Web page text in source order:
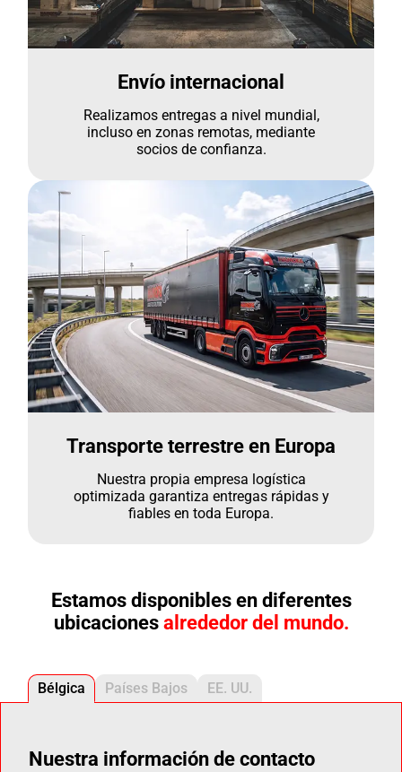
Envío internacional
Realizamos entregas a nivel mundial,
incluso en zonas remotas, mediante
socios de confianza.
Transporte terrestre en Europa
Nuestra propia empresa logística
optimizada garantiza entregas rápidas y
fiables en toda Europa.
Estamos disponibles en diferentes
ubicaciones alrededor del mundo.
Bélgica Países Bajos EE. UU.
Nuestra información de contacto